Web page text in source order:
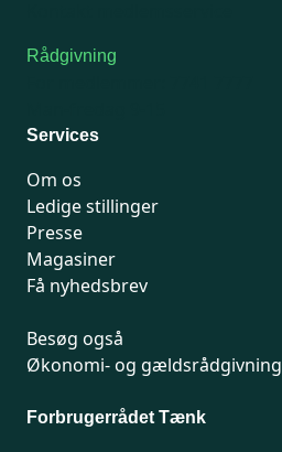
Rådgivning
Services
Om os
Ledige stillinger
Presse
Magasiner
Få nyhedsbrev
Besøg også
Økonomi- og gældsrådgivning
Forbrugerrådet Tænk